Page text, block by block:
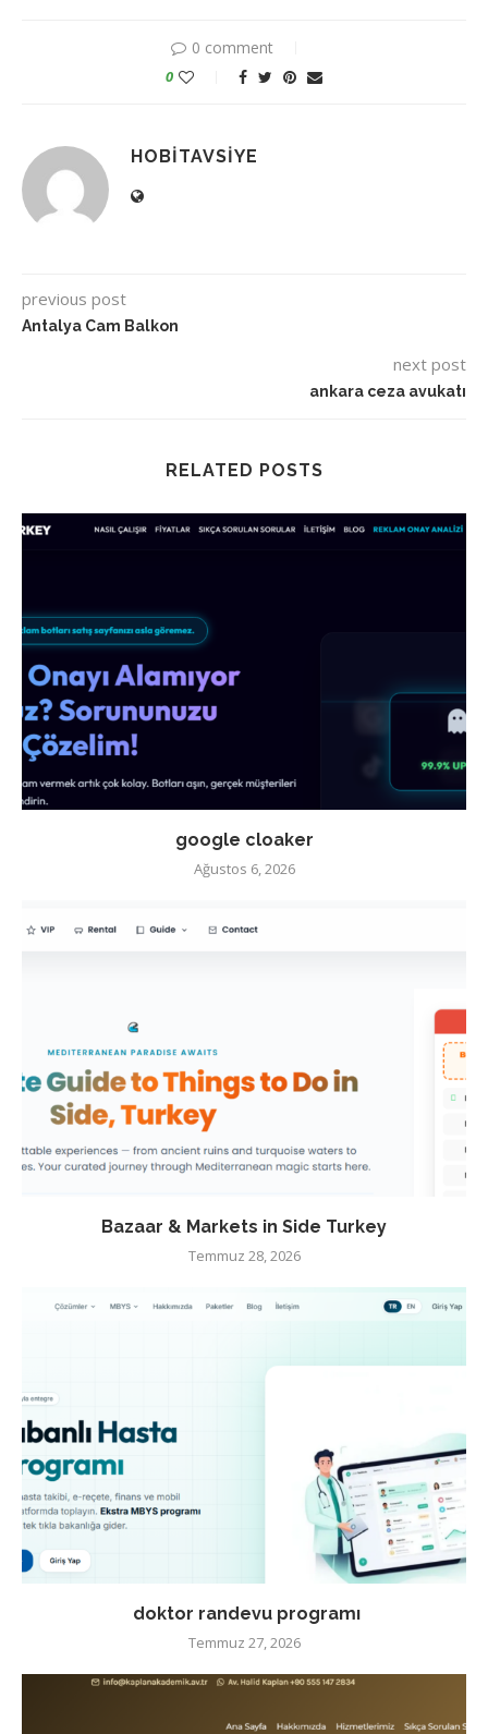
0 comment
0
HOBITAVSIYE
previous post
Antalya Cam Balkon
next post
ankara ceza avukatı
RELATED POSTS
google cloaker
Ağustos 6, 2026
Bazaar & Markets in Side Turkey
Temmuz 28, 2026
doktor randevu programı
Temmuz 27, 2026